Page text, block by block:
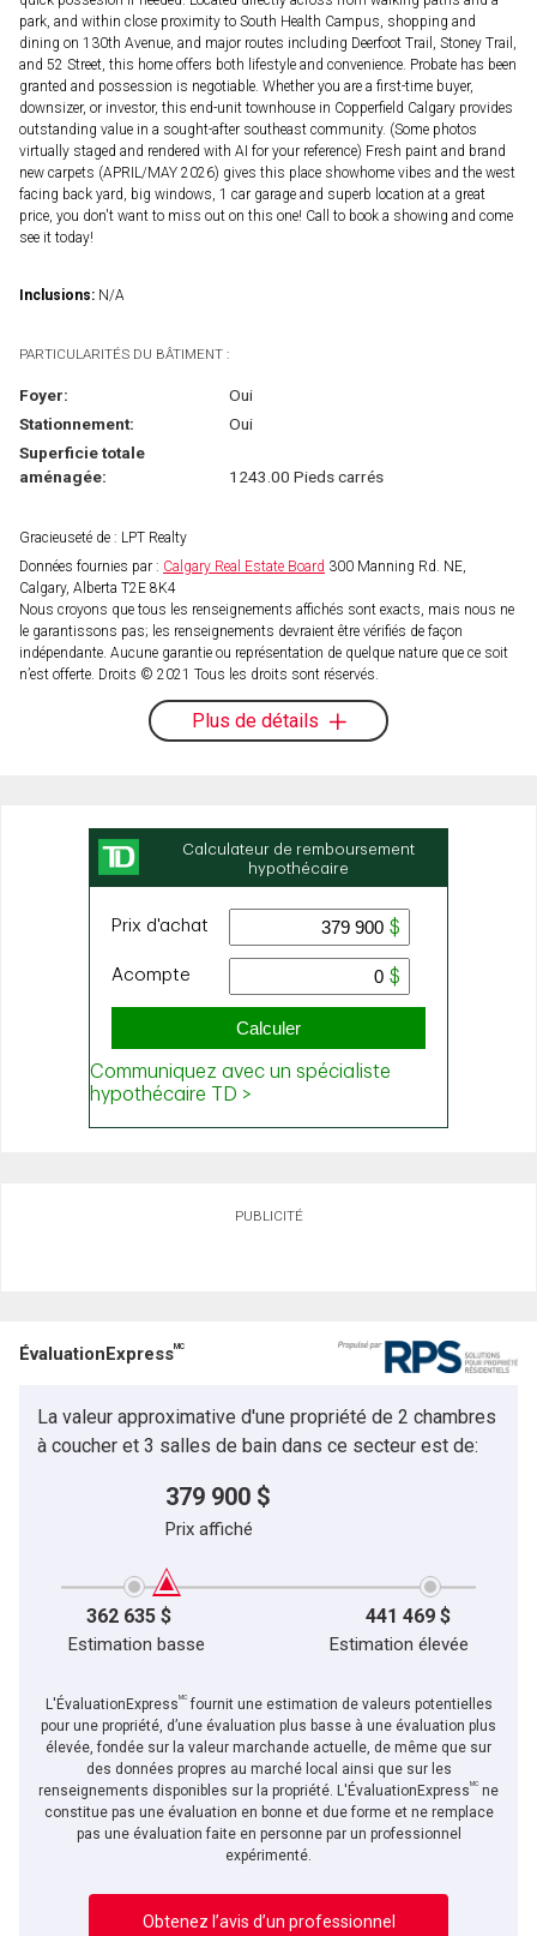
park, and within close proximity to South Health Campus, shopping and
dining on 130th Avenue, and major routes including Deerfoot Trail, Stoney Trail,
and 52 Street, this home offers both lifestyle and convenience. Probate has been
granted and possession is negotiable. Whether you are a first-time buyer,
downsizer, or investor, this end-unit townhouse in Copperfield Calgary provides
outstanding value in a sought-after southeast community. (Some photos
virtually staged and rendered with AI for your reference) Fresh paint and brand
new carpets (APRIL/MAY 2026) gives this place showhome vibes and the west
facing back yard, big windows, 1 car garage and superb location at a great
price, you don't want to miss out on this one! Call to book a showing and come
see it today!
Inclusions: N/A
PARTICULARITÉS DU BÂTIMENT :
Foyer:
Oui
Stationnement:
Oui
Superficie totale
aménagée:
1243.00 Pieds carrés
Gracieuseté de : LPT Realty
Données fournies par : Calgary Real Estate Board 300 Manning Rd. NE,
Calgary, Alberta T2E 8K4
Nous croyons que tous les renseignements affichés sont exacts, mais nous ne
le garantissons pas; les renseignements devraient être vérifiés de façon
indépendante. Aucune garantie ou représentation de quelque nature que ce soit
n’est offerte. Droits © 2021 Tous les droits sont réservés.
Plus de détails
PUBLICITÉ
ÉvaluationExpressMC
La valeur approximative d'une propriété de 2 chambres
à coucher et 3 salles de bain dans ce secteur est de:
379 900 $
Prix affiché
362 635 $ 441 469 $
Estimation basse Estimation élevée
L'ÉvaluationExpressMCfournit une estimation de valeurs potentielles
pour une propriété, d’une évaluation plus basse à une évaluation plus
élevée, fondée sur la valeur marchande actuelle, de même que sur
des données propres au marché local ainsi que sur les
renseignements disponibles sur la propriété. L'ÉvaluationExpressMC ne
constitue pas une évaluation en bonne et due forme et ne remplace
pas une évaluation faite en personne par un professionnel
expérimenté.
Obtenez l’avis d’un professionnel